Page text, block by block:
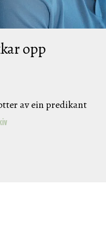
opp
av ein predikant